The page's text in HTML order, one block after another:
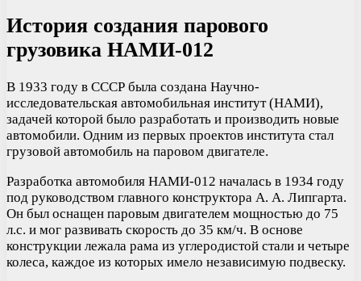
История создания парового
грузовика НАМИ-012
В 1933 году в СССР была создана Научно-
исследовательская автомобильная институт (НАМИ),
задачей которой было разработать и производить новые
автомобили. Одним из первых проектов института стал
грузовой автомобиль на паровом двигателе.
Разработка автомобиля НАМИ-012 началась в 1934 году
под руководством главного конструктора А. А. Липгарта.
Он был оснащен паровым двигателем мощностью до 75
л.с. и мог развивать скорость до 35 км/ч. В основе
конструкции лежала рама из углеродистой стали и четыре
колеса, каждое из которых имело независимую подвеску.